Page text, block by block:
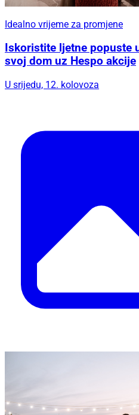
Idealno vrijeme za promjene
Iskoristite ljetne popuste
svoj dom uz Hespo akcije
U srijedu, 12. kolovoza